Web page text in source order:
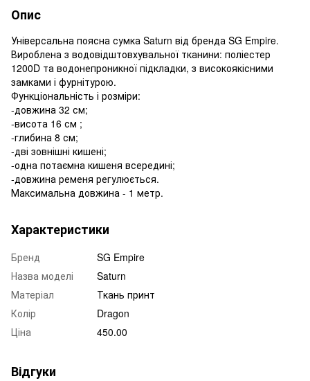
Опис
Універсальна поясна сумка Saturn від бренда SG Empire.
Вироблена з водовідштовхувальної тканини: поліестер
1200D та водонепроникної підкладки, з високоякісними
замками і фурнітурою.
Функціональність і розміри:
-довжина 32 см;
-висота 16 см ;
-глибина 8 см;
-дві зовнішні кишені;
-одна потаємна кишеня всередині;
-довжина ременя регулюється.
Максимальна довжина - 1 метр.
Характеристики
Бренд
SG Empire
Назва моделі
Saturn
Матеріал
Ткань принт
Колір
Dragon
Ціна
450.00
Відгуки